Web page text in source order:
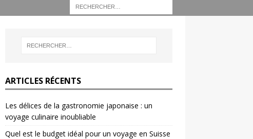
ARTICLES RÉCENTS
Les délices de la gastronomie japonaise : un
voyage culinaire inoubliable
Quel est le budget idéal pour un voyage en Suisse